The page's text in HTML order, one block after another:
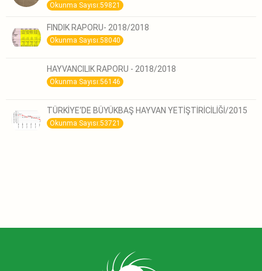
Okunma Sayısı:59821
FINDIK RAPORU- 2018/2018
Okunma Sayısı:58040
HAYVANCILIK RAPORU - 2018/2018
Okunma Sayısı:56146
TÜRKİYE‘DE BÜYÜKBAŞ HAYVAN YETİŞTİRİCİLİĞİ/2015
Okunma Sayısı:53721